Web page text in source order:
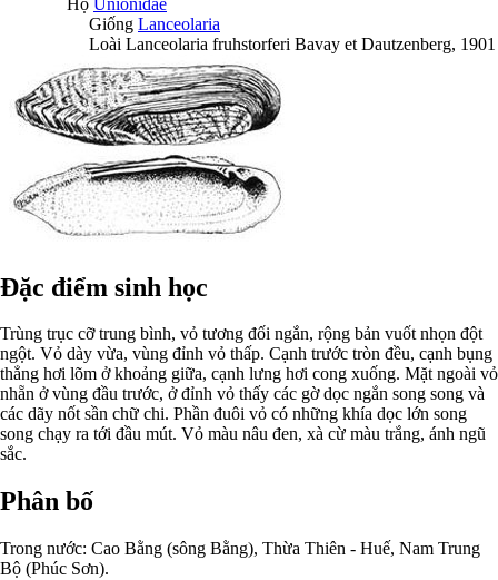
Giống Lanceolaria
Loài Lanceolaria fruhstorferi Bavay et Dautzenberg, 1901
Đặc điểm sinh học
Trùng trục cỡ trung bình, vỏ tương đối ngắn, rộng bản vuốt nhọn đột
ngột. Vỏ dày vừa, vùng đỉnh vỏ thấp. Cạnh trước tròn đều, cạnh bụng
thẳng hơi lõm ở khoảng giữa, cạnh lưng hơi cong xuống. Mặt ngoài vỏ
nhẵn ở vùng đầu trước, ở đỉnh vỏ thấy các gờ dọc ngắn song song và
các dãy nốt sần chữ chi. Phần đuôi vỏ có những khía dọc lớn song
song chạy ra tới đầu mút. Vỏ màu nâu đen, xà cừ màu trắng, ánh ngũ
sắc.
Phân bố
Trong nước: Cao Bằng (sông Bằng), Thừa Thiên - Huế, Nam Trung
Bộ (Phúc Sơn).